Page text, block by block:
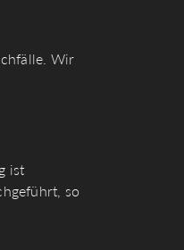
Wir
ist
so